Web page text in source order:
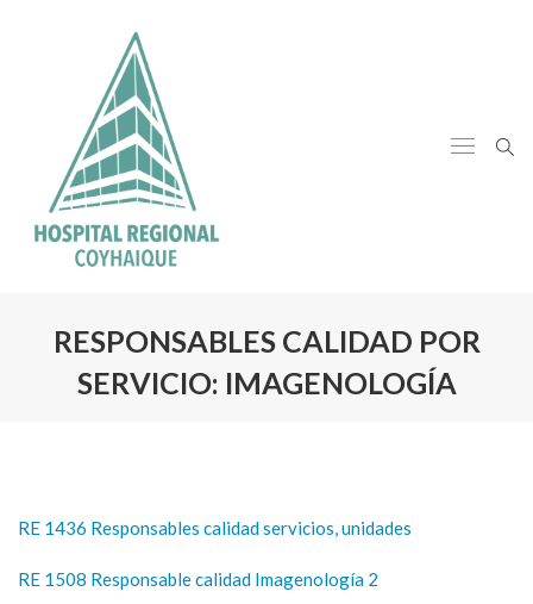
RESPONSABLES CALIDAD POR
SERVICIO: IMAGENOLOGÍA
RE 1436 Responsables calidad servicios, unidades
RE 1508 Responsable calidad Imagenología 2